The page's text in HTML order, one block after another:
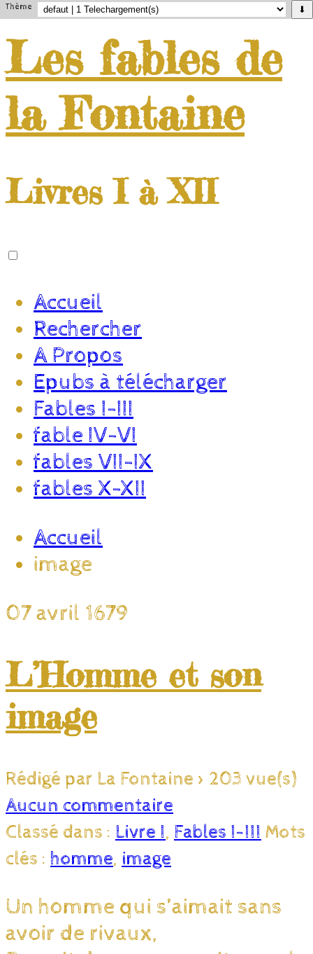
Thème ⬇
Les fables de
la Fontaine
Livres I à XII
Accueil
Rechercher
A Propos
Epubs à télécharger
Fables I-III
fable IV-VI
fables VII-IX
fables X-XII
Accueil
image
07 avril 1679
L’Homme et son
image
Rédigé par La Fontaine > 203 vue(s)
Aucun commentaire
Classé dans : Livre I, Fables I-III Mots
clés : homme, image
Un homme qui s’aimait sans
avoir de rivaux,